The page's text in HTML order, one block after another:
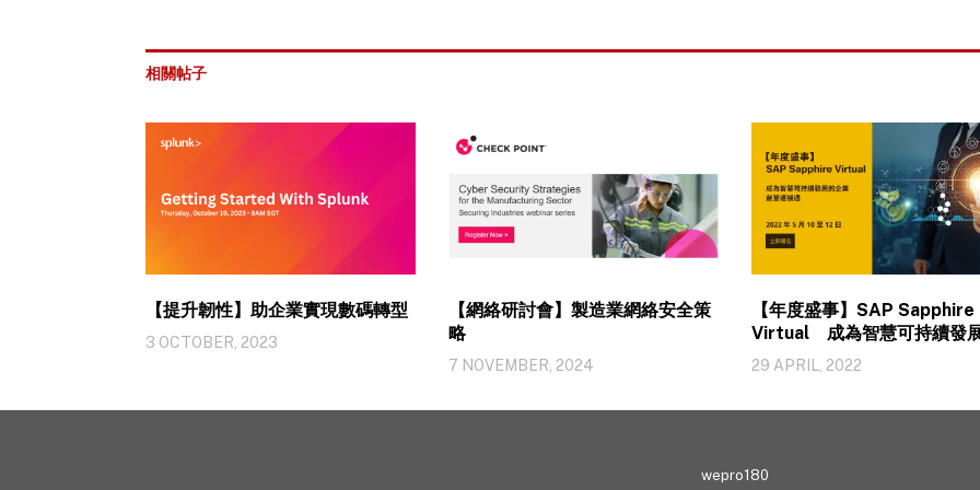
相關帖子
【提升韌性】助企業實現數碼轉型
3 OCTOBER, 2023
【網絡研討會】製造業網絡安全策
略
7 NOVEMBER, 2024
【年度盛事】SAP Sapphire
Virtual 成為智慧可持續發
業創營運機遇
29 APRIL, 2022
wepro180